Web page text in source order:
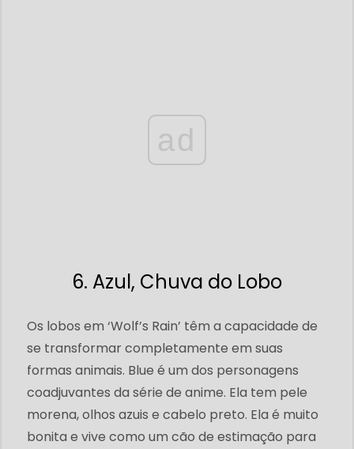
ad
6. Azul, Chuva do Lobo
Os lobos em ‘Wolf’s Rain’ têm a capacidade de
se transformar completamente em suas
formas animais. Blue é um dos personagens
coadjuvantes da série de anime. Ela tem pele
morena, olhos azuis e cabelo preto. Ela é muito
bonita e vive como um cão de estimação para